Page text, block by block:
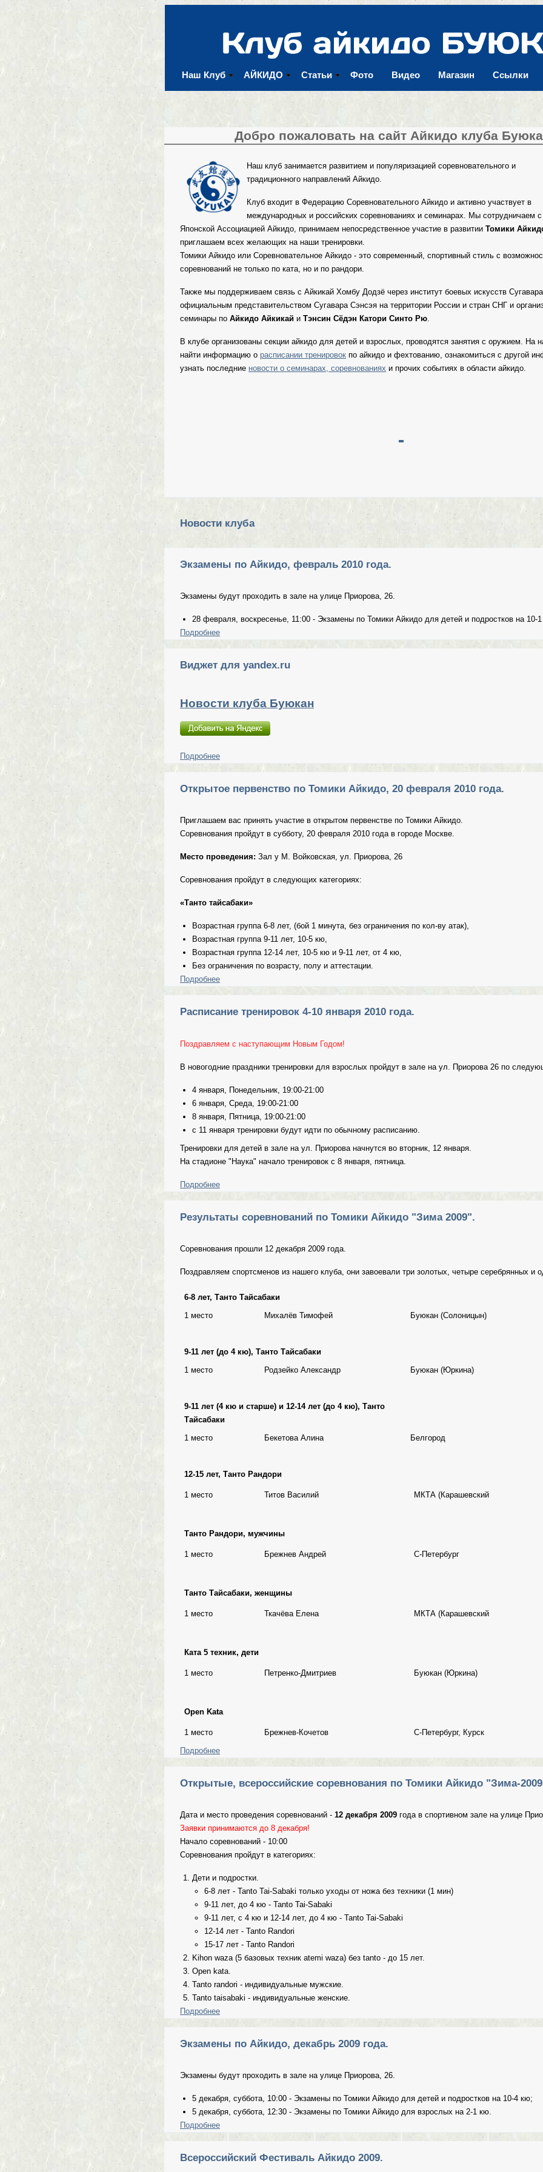
Наш Клуб АЙКИДО Статьи Фото Видео Магазин Ссылки
Добро пожаловать на сайт Айкидо клуба
Наш клуб занимается развитием и популяризацией соревновательного и
традиционного направлений Айкидо.
Клуб входит в Федерацию Соревновательного Айкидо и активно участвует в
международных и российских соревнованиях и семинарах. Мы сотрудничаем с
Японской Ассоциацией Айкидо, принимаем непосредственное участие в развитии Томики
приглашаем всех желающих на наши тренировки.
Томики Айкидо или Соревновательное Айкидо - это современный, спортивный стиль с
соревнований не только по ката, но и по рандори.
Также мы поддерживаем связь с Айкикай Хомбу Додзё через институт боевых искусств
официальным представительством Сугавара Сэнсэя на территории России и стран СНГ и
семинары по Айкидо Айкикай и Тэнсин Сёдэн Катори Синто Рю.
В клубе организованы секции айкидо для детей и взрослых, проводятся занятия с оружием. На
найти информацию о расписании тренировок по айкидо и фехтованию, ознакомиться с другой
узнать последние новости о семинарах, соревнованиях и прочих событиях в области айкидо.
Новости клуба
Экзамены по Айкидо, февраль 2010 года.
Экзамены будут проходить в зале на улице Приорова, 26.
28 февраля, воскресенье, 11:00 - Экзамены по Томики Айкидо для детей и подростков на 10-
Подробнее
Виджет для yandex.ru
Новости клуба Буюкан
Подробнее
Открытое первенство по Томики Айкидо, 20 февраля 2010 года.
Приглашаем вас принять участие в открытом первенстве по Томики Айкидо.
Соревнования пройдут в субботу, 20 февраля 2010 года в городе Москве.
Место проведения: Зал у М. Войковская, ул. Приорова, 26
Соревнования пройдут в следующих категориях:
«Танто тайсабаки»
Возрастная группа 6-8 лет, (бой 1 минута, без ограничения по кол-ву атак),
Возрастная группа 9-11 лет, 10-5 кю,
Возрастная группа 12-14 лет, 10-5 кю и 9-11 лет, от 4 кю,
Без ограничения по возрасту, полу и аттестации.
Подробнее
Расписание тренировок 4-10 января 2010 года.
Поздравляем с наступающим Новым Годом!
В новогодние праздники тренировки для взрослых пройдут в зале на ул. Приорова 26 по
4 января, Понедельник, 19:00-21:00
6 января, Среда, 19:00-21:00
8 января, Пятница, 19:00-21:00
с 11 января тренировки будут идти по обычному расписанию.
Тренировки для детей в зале на ул. Приорова начнутся во вторник, 12 января.
На стадионе "Наука" начало тренировок с 8 января, пятница.
Подробнее
Результаты соревнований по Томики Айкидо "Зима 2009".
Соревнования прошли 12 декабря 2009 года.
Поздравляем спортсменов из нашего клуба, они завоевали три золотых, четыре серебрянных и
6-8 лет, Танто Тайсабаки
1 место
Михалёв Тимофей Буюкан (Солоницын)
9-11 лет (до 4 кю), Танто Тайсабаки
1 место
Родзейко Александр Буюкан (Юркина)
9-11 лет (4 кю и старше) и 12-14 лет (до 4 кю), Танто
Тайсабаки
1 место
Бекетова Алина Белгород
12-15 лет, Танто Рандори
1 место Титов Василий МКТА (Карашевский
Танто Рандори, мужчины
1 место Брежнев Андрей С-Петербург
Танто Тайсабаки, женщины
1 место Ткачёва Елена МКТА (Карашевский
Ката 5 техник, дети
1 место Петренко-Дмитриев Буюкан (Юркина)
Open Kata
1 место Брежнев-Кочетов
С-Петербург, Курск
Подробнее
Открытые, всероссийские соревнования по Томики Айкидо "Зима-
Дата и место проведения соревнований - 12 декабря 2009 года в спортивном зале на улице
Заявки принимаются до 8 декабря!
Начало соревнований - 10:00
Соревнования пройдут в категориях:
Дети и подростки.
6-8 лет - Tanto Tai-Sabaki только уходы от ножа без техники (1 мин)
9-11 лет, до 4 кю - Tanto Tai-Sabaki
9-11 лет, с 4 кю и 12-14 лет, до 4 кю - Tanto Tai-Sabaki
12-14 лет - Tanto Randori
15-17 лет - Tanto Randori
Kihon waza (5 базовых техник atemi waza) без tanto - до 15 лет.
Open kata.
Tanto randori - индивидуальные мужские.
Tanto taisabaki - индивидуальные женские.
Подробнее
Экзамены по Айкидо, декабрь 2009 года.
Экзамены будут проходить в зале на улице Приорова, 26.
5 декабря, суббота, 10:00 - Экзамены по Томики Айкидо для детей и подростков на 10-4 кю;
5 декабря, суббота, 12:30 - Экзамены по Томики Айкидо для взрослых на 2-1 кю.
Подробнее
Всероссийский Фестиваль Айкидо 2009.